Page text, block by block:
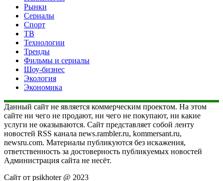
Рынки
Сериалы
Спорт
ТВ
Технологии
Тренды
Фильмы и сериалы
Шоу-бизнес
Экология
Экономика
Данный сайт не является коммерческим проектом. На этом
сайте ни чего не продают, ни чего не покупают, ни какие
услуги не оказываются. Сайт представляет собой ленту
новостей RSS канала news.rambler.ru, kommersant.ru,
newsru.com. Материалы публикуются без искажения,
ответственность за достоверность публикуемых новостей
Администрация сайта не несёт.
Сайт от psikhoter @ 2023